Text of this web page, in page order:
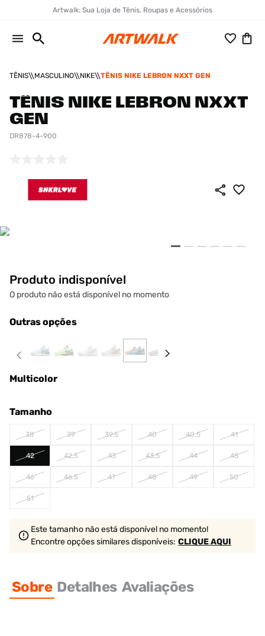
Artwalk: Sua Loja de Tênis, Roupas e Acessórios
TÊNIS MASCULINO NIKE TÊNIS NIKE LEBRON NXXT GEN
TÊNIS NIKE LEBRON NXXT
GEN
DR878-4-900
Produto indisponível
O produto não está disponível no momento
Outras opções
Multicolor
Tamanho
38 39 39.5 40 40.5 41
42 42.5 43 43.5 44 45
46 46.5 47 48 49 50
51
Este tamanho não está disponível no momento!
Encontre opções similaresdisponíveis: CLIQUE AQUI
Sobre Detalhes Avaliações